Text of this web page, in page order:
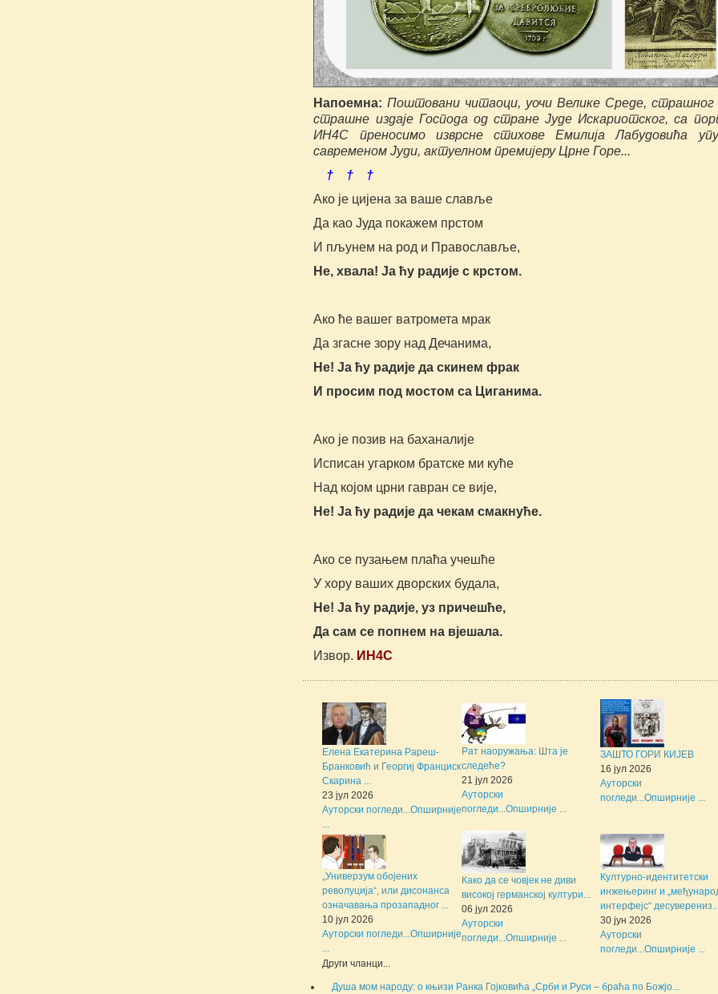
Напоемна: Поштовани читаоци, уочи Велике Среде, страшног
страшне издаје Господа од стране Јуде Искариотског, са
ИН4С преносимо изврсне стихове Емилија Лабудовића
савременом Јуди, актуелном премијеру Црне Горе...
† † †
Ако је цијена за ваше славље
Да као Јуда покажем прстом
И пљунем на род и Православље,
Не, хвала! Ја ћу радије с крстом.
Ако ће вашег ватромета мрак
Да згасне зору над Дечанима,
Не! Ја ћу радије да скинем фрак
И просим под мостом са Циганима.
Ако је позив на баханалије
Исписан угарком братске ми куће
Над којом црни гавран се вије,
Не! Ја ћу радије да чекам смакнуће.
Ако се пузањем плаћа учешће
У хору ваших дворских будала,
Не! Ја ћу радије, уз причешће,
Да сам се попнем на вјешала.
Извор. ИН4С
Елена Екатерина Рареш-
Бранковић и Георгиј Франциск
Скарина ...
23 јул 2026
Ауторски погледи...Опширније
...
Рат наоружања: Шта је
следеће?
21 јул 2026
Ауторски
погледи...Опширније ...
ЗАШТО ГОРИ КИЈЕВ
16 јул 2026
Ауторски
погледи...Опширније ...
„Универзум обојених
револуција“, или дисонанса
означавања прозападног ...
10 јул 2026
Ауторски погледи...Опширније
...
Како да се човјек не диви
високој германској култури...
06 јул 2026
Ауторски
погледи...Опширније ...
Културно-идентитетски
инжењеринг и
интерфејс“
30 јун 2026
Ауторски
погледи...Опширније ...
Други чланци...
Душа мом народу: о књизи Ранка Гојковића „Срби и Руси – браћа по Божјо...